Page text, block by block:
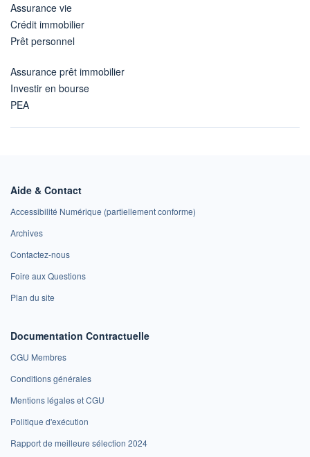
Assurance vie
Crédit immobilier
Prêt personnel
Assurance prêt immobilier
Investir en bourse
PEA
Aide & Contact
Accessibilité Numérique (partiellement conforme)
Archives
Contactez-nous
Foire aux Questions
Plan du site
Documentation Contractuelle
CGU Membres
Conditions générales
Mentions légales et CGU
Politique d'exécution
Rapport de meilleure sélection 2024